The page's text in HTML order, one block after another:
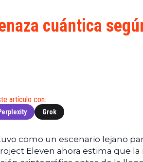
XRP
(XRP)cuántica
artículo con:
Grok
como un escenario lejano
Eleven ahora estima que la